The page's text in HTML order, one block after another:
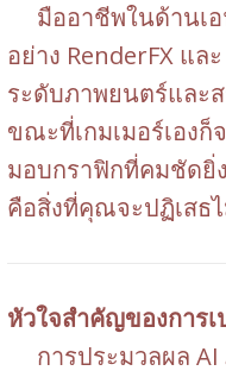
มืออาชีพในด้านเอ
อย่าง RenderFX แล
ระดับภาพยนตร์และ
ขณะที่เกมเมอร์เองก็
มอบกราฟิกที่คมชัดยิ่
คือสิ่งที่คุณจะปฏิเสธ
หัวใจสำคัญของการ
การประมวลผล AI